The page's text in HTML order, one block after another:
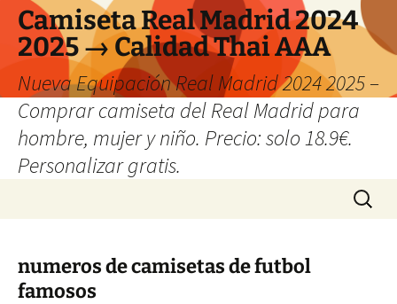
Camiseta Real Madrid 2024
2025 → Calidad Thai AAA
Nueva Equipación Real Madrid 2024 2025 –
Comprar camiseta del Real Madrid para
hombre, mujer y niño. Precio: solo 18.9€.
Personalizar gratis.
Buscar:
numeros de camisetas de futbol
famosos